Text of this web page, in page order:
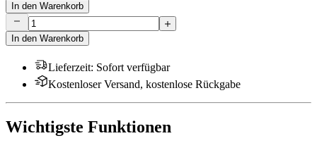
In den Warenkorb
In den Warenkorb
Lieferzeit: Sofort verfügbar
Kostenloser Versand, kostenlose Rückgabe
Wichtigste Funktionen